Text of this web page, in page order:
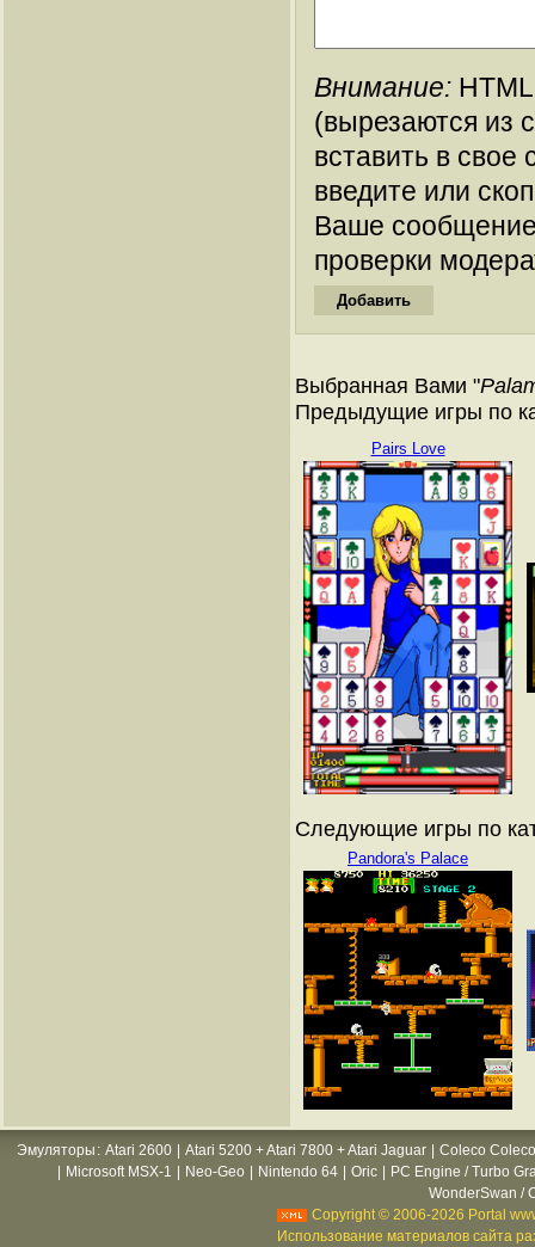
Внимание:
(вырезаются из
вставить в
введите или
Ваше
проверки
Выбранная Вами "
Предыдущие игры по
Pairs Love
Следующие игры по
Pandora's Palace
Эмуляторы : Atari 2600 Atari 5200 + Atari 7800 + Atari Jaguar
Coleco
Microsoft MSX-1 Neo-Geo Nintendo 64 Oric
PC Engine / Turbo
WonderSwan /
Copyright © 2006-2026 Portal
Использование материалов сайта